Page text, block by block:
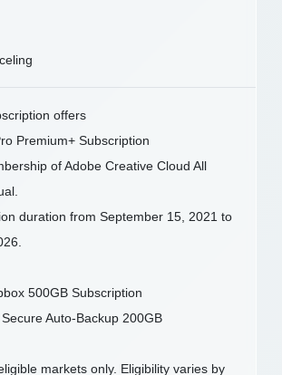
offers
Premium+ Subscription
of Adobe Creative Cloud All
duration from September 15, 2021 to
500GB Subscription
Auto-Backup 200GB
markets only. Eligibility varies by